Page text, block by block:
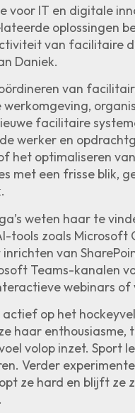
voor IT en digitale
oplossingen
van facilitaire
Daniek.
van
facilitaire
werker en
het optimaliseren
met een frisse blik,
weten haar te
tools zoals Microsoft
inrichten van
Teams-kanalen
webinars of
actief op het
haar enthousiasme,
volop inzet. Sport
Verder
ze hard en blijft ze